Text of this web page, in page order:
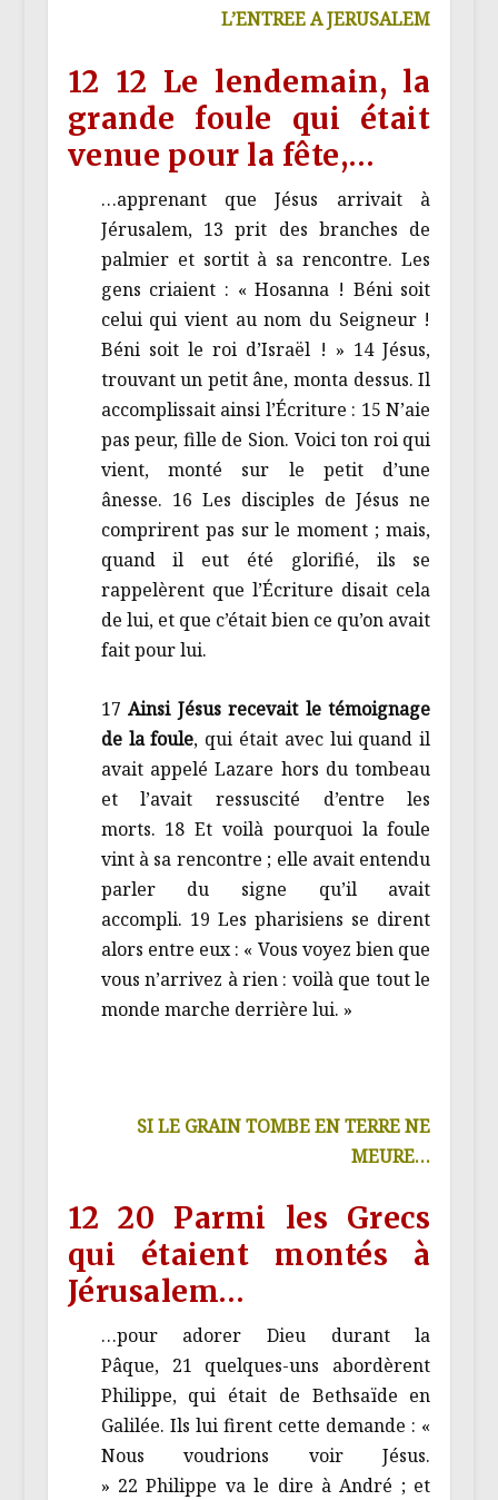
L’ENTREE A JERUSALEM
12 12 Le lendemain, la
grande foule qui était
venue pour la fête,…
…apprenant que Jésus arrivait à
Jérusalem, 13 prit des branches de
palmier et sortit à sa rencontre. Les
gens criaient : « Hosanna ! Béni soit
celui qui vient au nom du Seigneur !
Béni soit le roi d’Israël ! » 14 Jésus,
trouvant un petit âne, monta dessus. Il
accomplissait ainsi l’Écriture : 15 N’aie
pas peur, fille de Sion. Voici ton roi qui
vient, monté sur le petit d’une
ânesse. 16 Les disciples de Jésus ne
comprirent pas sur le moment ; mais,
quand il eut été glorifié, ils se
rappelèrent que l’Écriture disait cela
de lui, et que c’était bien ce qu’on avait
fait pour lui.
17Ainsi Jésus recevait le témoignage
de la foule, qui était avec lui quand il
avait appelé Lazare hors du tombeau
et l’avait ressuscité d’entre les
morts. 18 Et voilà pourquoi la foule
vint à sa rencontre ; elle avait entendu
parler du signe qu’il avait
accompli. 19 Les pharisiens se dirent
alors entre eux : « Vous voyez bien que
vous n’arrivez à rien : voilà que tout le
monde marche derrière lui. »
SI LE GRAIN TOMBE EN TERRE NE
MEURE…
12 20 Parmi les Grecs
qui étaient montés à
Jérusalem…
…pour adorer Dieu durant la
Pâque, 21 quelques-uns abordèrent
Philippe, qui était de Bethsaïde en
Galilée. Ils lui firent cette demande : «
Nous voudrions voir Jésus.
» 22 Philippe va le dire à André ; et